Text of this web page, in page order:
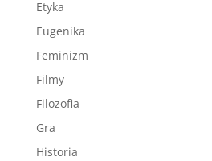
Etyka
Eugenika
Feminizm
Filmy
Filozofia
Gra
Historia